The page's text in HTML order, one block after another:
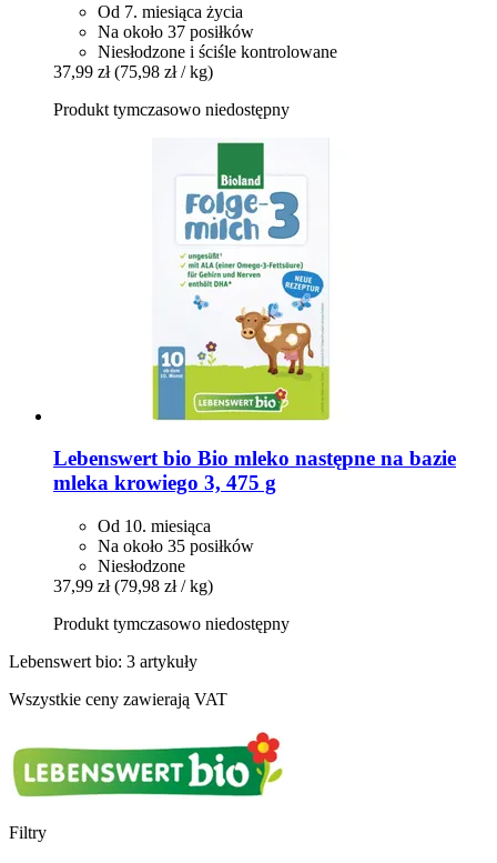
Od 7. miesiąca życia
Na około 37 posiłków
Niesłodzone i ściśle kontrolowane
37,99 zł (75,98 zł / kg)
Produkt tymczasowo niedostępny
Lebenswert bio Bio mleko następne na bazie
mleka krowiego 3, 475 g
Od 10. miesiąca
Na około 35 posiłków
Niesłodzone
37,99 zł (79,98 zł / kg)
Produkt tymczasowo niedostępny
Lebenswert bio: 3 artykuły
Wszystkie ceny zawierają VAT
Filtry